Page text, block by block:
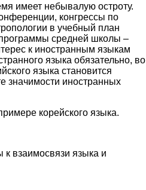
имеет небывалую остроту.
конгрессы по
в учебный план
средней школы –
к иностранным языкам
языка обязательно, во
языка становится
значимости иностранных
корейского языка.
взаимосвязи языка и